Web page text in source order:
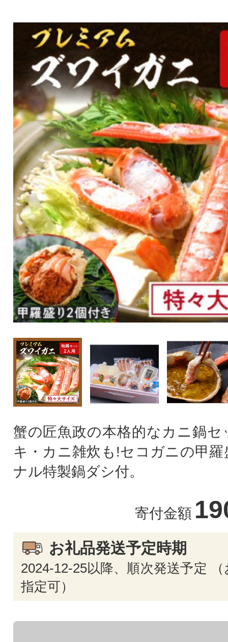
蟹の匠魚政の本格的なカニ鍋セ
キ・カニ雑炊も!セコガニの甲
ナル特製鍋ダシ付。
寄付金額
お礼品発送予定時期
2024-12-25以降、順次発送予定
指定可）